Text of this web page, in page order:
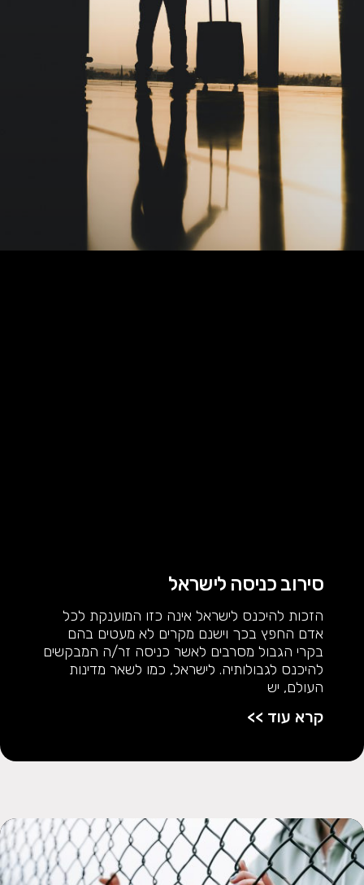
סירוב כניסה לישראל
הזכות להיכנס לישראל אינה כזו המוענקת לכל
אדם החפץ בכך וישנם מקרים לא מעטים בהם
בקרי הגבול מסרבים לאשר כניסה זר/ה המבקשים
להיכנס לגבולותיה. לישראל, כמו לשאר מדינות
העולם, יש
קרא עוד >>